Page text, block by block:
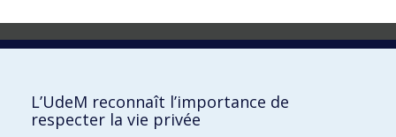
Laboratoire d'innovation
Vice-rectorat aux affaires étudiantes et aux études
L’UdeM reconnaît l’importance de
respecter la vie privée